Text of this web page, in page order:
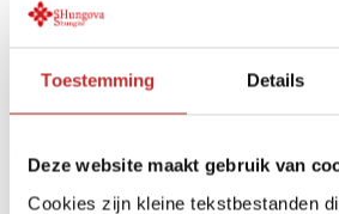
Toestemming Details
Deze website maakt gebruik van
Cookies zijn kleine tekstbestanden
Retour dans les
14 jours
Shungite – Petrovski